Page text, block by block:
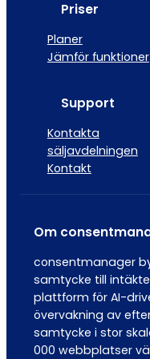
Priser
Planer
Jämför funktioner
Support
Kontakta
säljavdelningen
Kontakt
Om
consentmanager
samtycke till
plattform för AI-
övervakning av
samtycke i stor
000 webbplatser